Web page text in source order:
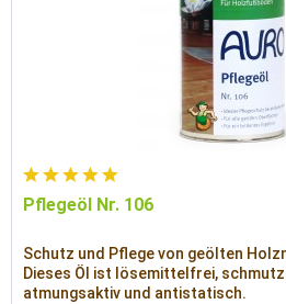
Pflegeöl Nr. 106
Schutz und Pflege von geölten
Dieses Öl ist lösemittelfrei,
atmungsaktiv und antistatisch.